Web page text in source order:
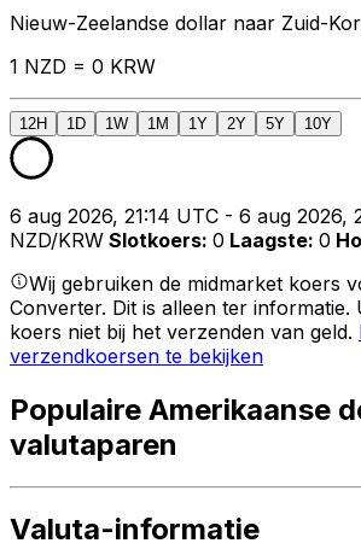
Nieuw-Zeelandse dollar naar Zuid-
1 NZD = 0 KRW
12H 1D 1W 1M 1Y 2Y 5Y 10Y
6 aug 2026, 21:14 UTC - 6 aug 2026,
NZD/KRW Slotkoers: 0 Laagste: 0
Wij gebruiken de midmarket koers
Converter. Dit is alleen ter informatie.
koers niet bij het verzenden van geld.
verzendkoersen te bekijken
Populaire Amerikaanse
valutaparen
Valuta-informatie